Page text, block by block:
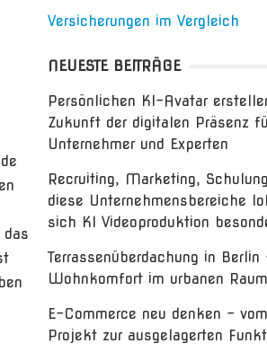
Versicherungen im Vergleich
NEUESTE BEITRÄGE
Persönlichen KI-Avatar
Zukunft der digitalen Präsenz
Unternehmer und Experten
Recruiting, Marketing,
diese Unternehmensbereiche
sich KI Videoproduktion
Terrassenüberdachung in Berlin
Wohnkomfort im urbanen Raum
E-Commerce neu denken – vom
Projekt zur ausgelagerten